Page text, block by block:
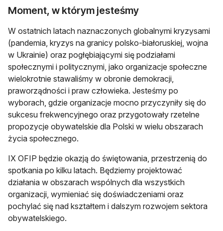
Moment, w którym jesteśmy
W ostatnich latach naznaczonych globalnymi kryzysami
(pandemia, kryzys na granicy polsko-białoruskiej, wojna
w Ukrainie) oraz pogłębiającymi się podziałami
społecznymi i politycznymi, jako organizacje społeczne
wielokrotnie stawaliśmy w obronie demokracji,
praworządności i praw człowieka. Jesteśmy po
wyborach, gdzie organizacje mocno przyczyniły się do
sukcesu frekwencyjnego oraz przygotowały rzetelne
propozycje obywatelskie dla Polski w wielu obszarach
życia społecznego.
IX OFIP będzie okazją do świętowania, przestrzenią do
spotkania po kilku latach. Będziemy projektować
działania w obszarach wspólnych dla wszystkich
organizacji, wymieniać się doświadczeniami oraz
pochylać się nad kształtem i dalszym rozwojem sektora
obywatelskiego.